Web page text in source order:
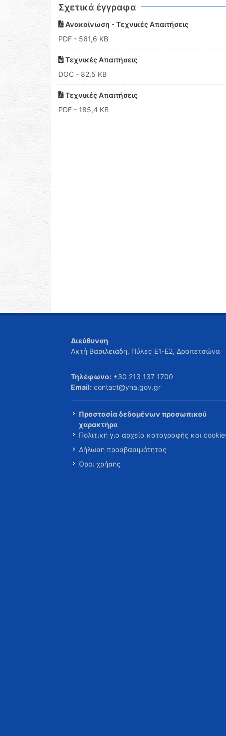
Σχετικά έγγραφα
Ανακοίνωση - Τεχνικές Απαιτήσεις
PDF - 561,6 KB
Τεχνικές Απαιτήσεις
DOC - 82,5 KB
Τεχνικές Απαιτήσεις
PDF - 185,4 KB
Διεύθυνση
Ακτή Βασιλειάδη, Πύλες Ε1-Ε2, Δραπετσώνα
Τηλέφωνο: +30 213 137 1700
Email: contact@yna.gov.gr
Προστασία δεδομένων προσωπικού
χαρακτήρα
Πολιτική για αρχεία καταγραφής και
Δήλωση προσβασιμότητας
Όροι χρήσης